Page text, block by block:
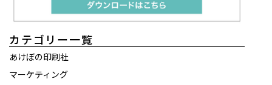
カテゴリー一覧
あけぼの印刷社
マーケティング